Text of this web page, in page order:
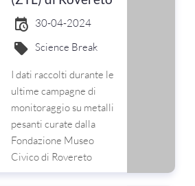
30-04-2024
Science Break
I dati raccolti durante le
ultime campagne di
monitoraggio su metalli
pesanti curate dalla
Fondazione Museo
Civico di Rovereto